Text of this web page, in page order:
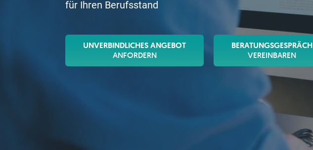
für Ihren Berufsstand
UNVERBINDLICHES ANGEBOT
ANFORDERN
BERATUNGSGESPRÄCH
VEREINBAREN